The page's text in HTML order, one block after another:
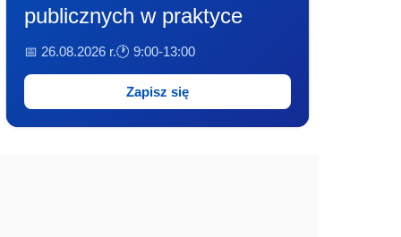
publicznych w praktyce
📅 26.08.2026 r.🕐 9:00-13:00
Zapisz się